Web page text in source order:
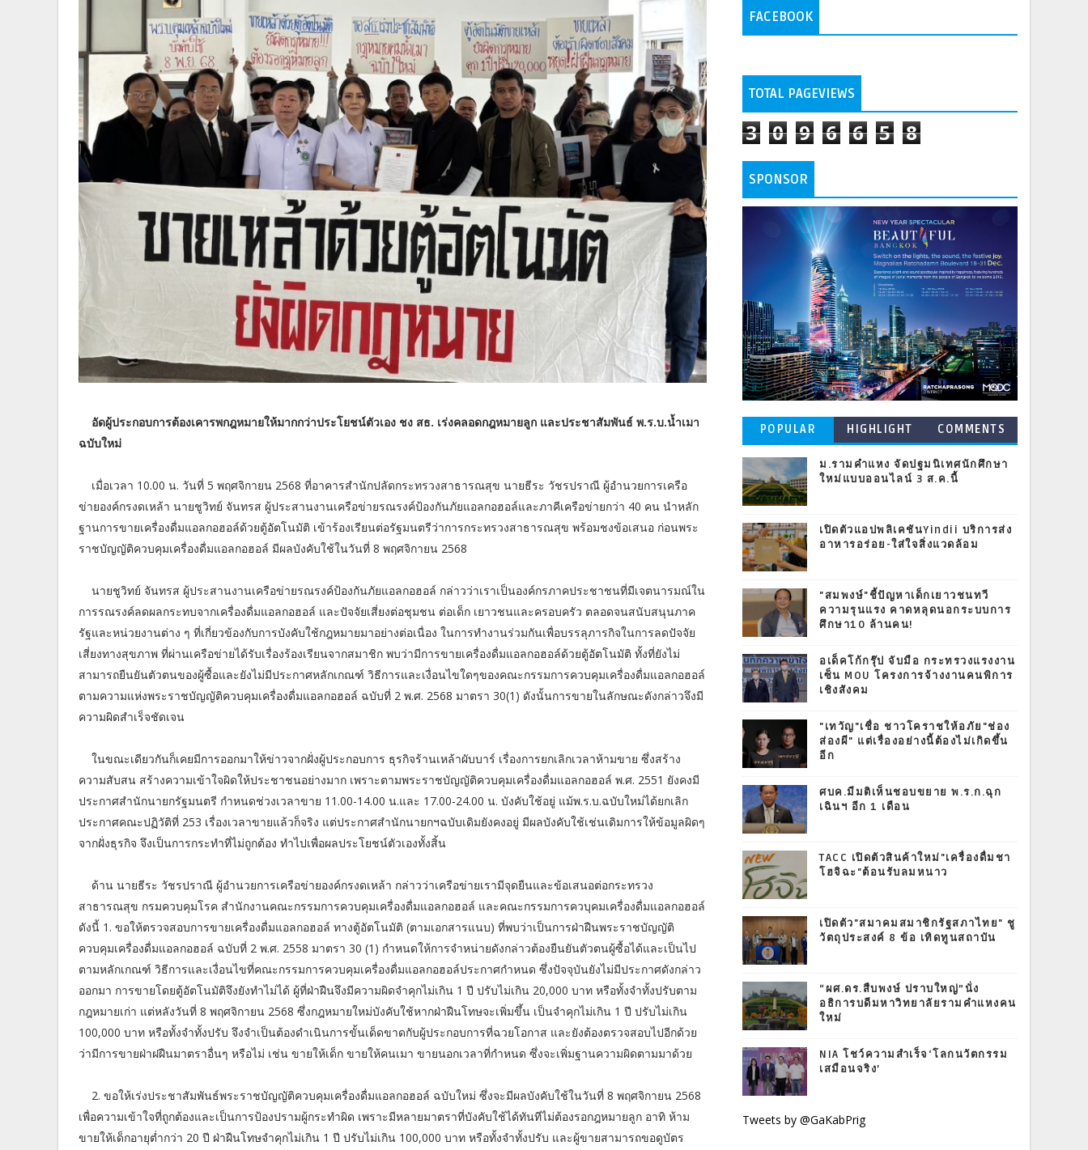
อัดผู้ประกอบการต้องเคารพกฎหมายให้มากกว่าประโยชน์ตัวเอง ชง สธ. เร่งคลอดกฎหมายลูก และประชาสัมพันธ์ พ.ร.บ.น้ำเมา
ฉบับใหม่
เมื่อเวลา 10.00 น. วันที่ 5 พฤศจิกายน 2568 ที่อาคารสำนักปลัดกระทรวงสาธารณสุข นายธีระ วัชรปราณี ผู้อำนวยการเครือ
ข่ายองค์กรงดเหล้า นายชูวิทย์ จันทรส ผู้ประสานงานเครือข่ายรณรงค์ป้องกันภัยแอลกอฮอล์และภาคีเครือข่ายกว่า 40 คน นำหลัก
ฐานการขายเครื่องดื่มแอลกอฮอล์ด้วยตู้อัตโนมัติ เข้าร้องเรียนต่อรัฐมนตรีว่าการกระทรวงสาธารณสุข พร้อมชงข้อเสนอ ก่อนพระ
ราชบัญญัติควบคุมเครื่องดื่มแอลกอฮอล์ มีผลบังคับใช้ในวันที่ 8 พฤศจิกายน 2568
นายชูวิทย์ จันทรส ผู้ประสานงานเครือข่ายรณรงค์ป้องกันภัยแอลกอฮอล์ กล่าวว่าเราเป็นองค์กรภาคประชาชนที่มีเจตนารมณ์ใน
การรณรงค์ลดผลกระทบจากเครื่องดื่มแอลกอฮอล์ และปัจจัยเสี่ยงต่อชุมชน ต่อเด็ก เยาวชนและครอบครัว ตลอดจนสนับสนุนภาค
รัฐและหน่วยงานต่าง ๆ ที่เกี่ยวข้องกับการบังคับใช้กฎหมายมาอย่างต่อเนื่อง ในการทำงานร่วมกันเพื่อบรรลุภารกิจในการลดปัจจัย
เสี่ยงทางสุขภาพ ที่ผ่านเครือข่ายได้รับเรื่องร้องเรียนจากสมาชิก พบว่ามีการขายเครื่องดื่มแอลกอฮอล์ด้วยตู้อัตโนมัติ ทั้งที่ยังไม่
สามารถยืนยันตัวตนของผู้ซื้อและยังไม่มีประกาศหลักเกณฑ์ วิธีการและเงื่อนไขใดๆของคณะกรรมการควบคุมเครื่องดื่มแอลกอฮอล์
ตามความแห่งพระราชบัญญัติควบคุมเครื่องดื่มแอลกอฮอล์ ฉบับที่ 2 พ.ศ. 2568 มาตรา 30(1) ดังนั้นการขายในลักษณะดังกล่าวจึงมี
ความผิดสำเร็จชัดเจน
ในขณะเดียวกันก็เคยมีการออกมาให้ข่าวจากฝั่งผู้ประกอบการ ธุรกิจร้านเหล้าผับบาร์ เรื่องการยกเลิกเวลาห้ามขาย ซึ่งสร้าง
ความสับสน สร้างความเข้าใจผิดให้ประชาชนอย่างมาก เพราะตามพระราชบัญญัติควบคุมเครื่องดื่มแอลกอฮอล์ พ.ศ. 2551 ยังคงมี
ประกาศสำนักนายกรัฐมนตรี กำหนดช่วงเวลาขาย 11.00-14.00 น.และ 17.00-24.00 น. บังคับใช้อยู่ แม้พ.ร.บ.ฉบับใหม่ได้ยกเลิก
ประกาศคณะปฏิวัติที่ 253 เรื่องเวลาขายแล้วก็จริง แต่ประกาศสำนักนายกฯฉบับเดิมยังคงอยู่ มีผลบังคับใช้เช่นเดิมการให้ข้อมูลผิดๆ
จากฝั่งธุรกิจ จึงเป็นการกระทำที่ไม่ถูกต้อง ทำไปเพื่อผลประโยชน์ตัวเองทั้งสิ้น
ด้าน นายธีระ วัชรปราณี ผู้อำนวยการเครือข่ายองค์กรงดเหล้า กล่าวว่าเครือข่ายเรามีจุดยืนและข้อเสนอต่อกระทรวง
สาธารณสุข กรมควบคุมโรค สำนักงานคณะกรรมการควบคุมเครื่องดื่มแอลกอฮอล์ และคณะกรรมการควบุคมเครื่องดื่มแอลกอฮอล์
ดังนี้ 1. ขอให้ตรวจสอบการขายเครื่องดื่มแอลกอฮอล์ ทางตู้อัตโนมัติ (ตามเอกสารแนบ) ที่พบว่าเป็นการฝ่าฝืนพระราชบัญญัติ
ควบคุมเครื่องดื่มแอลกอฮอล์ ฉบับที่ 2 พ.ศ. 2558 มาตรา 30 (1) กำหนดให้การจำหน่ายดังกล่าวต้องยืนยันตัวตนผู้ซื้อได้และเป็นไป
ตามหลักเกณฑ์ วิธีการและเงื่อนไขที่คณะกรรมการควบคุมเครื่องดื่มแอลกอฮอล์ประกาศกำหนด ซึ่งปัจจุบันยังไม่มีประกาศดังกล่าว
ออกมา การขายโดยตู้อัตโนมัติจึงยังทำไม่ได้ ผู้ที่ฝ่าฝืนจึงมีความผิดจำคุกไม่เกิน 1 ปี ปรับไม่เกิน 20,000 บาท หรือทั้งจำทั้งปรับตาม
กฎหมายเก่า แต่หลังวันที่ 8 พฤศจิกายน 2568 ซึ่งกฎหมายใหม่บังคับใช้หากฝ่าฝืนโทษจะเพิ่มขึ้น เป็นจำคุกไม่เกิน 1 ปี ปรับไม่เกิน
100,000 บาท หรือทั้งจำทั้งปรับ จึงจำเป็นต้องดำเนินการขั้นเด็ดขาดกับผู้ประกอบการที่ฉวยโอกาส และยังต้องตรวจสอบไปอีกด้วย
ว่ามีการขายฝ่าฝฝืนมาตราอื่นๆ หรือไม่ เช่น ขายให้เด็ก ขายให้คนเมา ขายนอกเวลาที่กำหนด ซึ่งจะเพิ่มฐานความผิดตามมาด้วย
2. ขอให้เร่งประชาสัมพันธ์พระราชบัญญัติควบคุมเครื่องดื่มแอลกอฮอล์ ฉบับใหม่ ซึ่งจะมีผลบังคับใช้ในวันที่ 8 พฤศจิกายน 2568
เพื่อความเข้าใจที่ถูกต้องและเป็นการป้องปรามผู้กระทำผิด เพราะมีหลายมาตราที่บังคับใช้ได้ทันทีไม่ต้องรอกฎหมายลูก อาทิ ห้าม
ขายให้เด็กอายุต่ำกว่า 20 ปี ฝ่าฝืนโทษจำคุกไม่เกิน 1 ปี ปรับไม่เกิน 100,000 บาท หรือทั้งจำทั้งปรับ และผู้ขายสามารถขอดูบัตร
FACEBOOK
TOTAL PAGEVIEWS
3 0 9 6 6 5 8
SPONSOR
POPULAR
POSTS
HIGHLIGHT COMMENTS
ม.รามคำแหง จัดปฐมนิเทศนักศึกษา
ใหม่แบบออนไลน์ 3 ส.ค.นี้
เปิดตัวแอปพลิเคชันYindii บริการส่ง
อาหารอร่อย-ใส่ใจสิ่งแวดล้อม
"สมพงษ์"ชี้ปัญหาเด็กเยาวชนทวี
ความรุนแรง คาดหลุดนอกระบบการ
ศึกษา10 ล้านคน!
อเด็คโก้กรุ๊ป จับมือ กระทรวงแรงงาน
เซ็น MOU โครงการจ้างงานคนพิการ
เชิงสังคม
"เทวัญ"เชื่อ ชาวโคราชให้อภัย"ช่อง
ส่องผี" แต่เรื่องอย่างนี้ต้องไม่เกิดขึ้น
อีก
ศบค.มีมติเห็นชอบขยาย พ.ร.ก.ฉุก
เฉินฯ อีก 1 เดือน
TACC เปิดตัวสินค้าใหม่"เครื่องดื่มชา
โฮจิฉะ"ต้อนรับลมหนาว
เปิดตัว"สมาคมสมาชิกรัฐสภาไทย" ชู
วัตถุประสงค์ 8 ข้อ เทิดทูนสถาบัน
“ผศ.ดร.สืบพงษ์ ปราบใหญ่”นั่ง
อธิการบดีมหาวิทยาลัยรามคำแหงคน
ใหม่
NIA โชว์ความสำเร็จ‘โลกนวัตกรรม
เสมือนจริง’
Tweets by @GaKabPrig